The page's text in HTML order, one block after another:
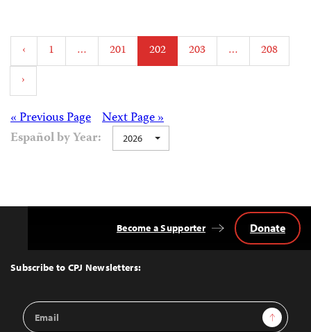
Posts
pagination
‹ 1 … 201 202 203 …
208
›
Posts
navigation
Next Page »
« Previous Page
Español by Year:
2026
Top
Subscribe to CPJ Newsletters:
Email
Address
Sign Up
Become a Supporter Donate